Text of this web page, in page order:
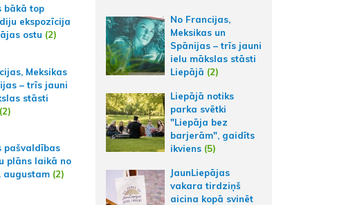
bākā top
ekspozīcija
ostu (2)
Meksikas
– trīs jauni
stāsti
(2)
pašvaldības
plāns laikā no
augustam(2)
No Francijas,
Meksikas un
Spānijas – trīs jauni
ielu mākslas stāsti
Liepājā (2)
Liepājā notiks
parka svētki
"Liepāja bez
barjerām", gaidīts
ikviens (5)
JaunLiepājas
vakara tirdziņš
aicina kopā svinēt